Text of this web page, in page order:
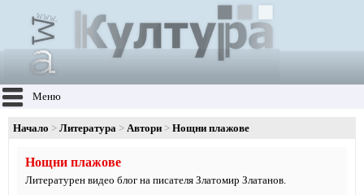
Меню
Начало Литература Автори Нощни плажове
Нощни плажове
Литературен видео блог на писателя Златомир Златанов.